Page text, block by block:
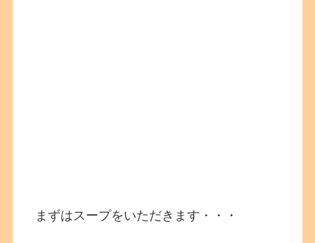
まずはスープをいただきます・・・